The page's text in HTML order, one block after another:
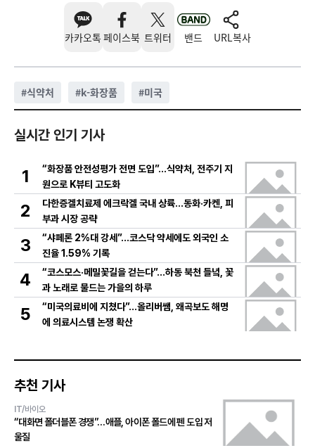
카카오톡 페이스북 트위터 밴드 URL복사
#식약처 #k-화장품 #미국
실시간 인기 기사
1
“화장품 안전성평가 전면 도입”…식약처, 전주기 지
원으로 K뷰티 고도화
2
다한증겔치료제 에크락겔 국내 상륙…동화·카켄, 피
부과 시장 공략
3
“샤페론 2%대 강세”…코스닥 약세에도 외국인 소
진율 1.59% 기록
4
“코스모스·메밀꽃길을 걷는다”…하동 북천 들녘, 꽃
과 노래로 물드는 가을의 하루
5
“미국의료비에 지쳤다”…올리버쌤, 왜곡보도 해명
에 의료시스템 논쟁 확산
추천 기사
IT/바이오
“대화면 폴더블폰 경쟁”…애플, 아이폰 폴드에 펜 도입 저
울질